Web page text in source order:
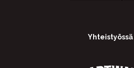
Yhteistyössä